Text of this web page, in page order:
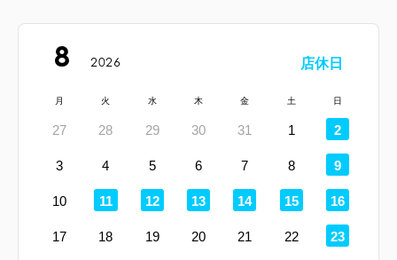
8 2026 店休日
月 火 水 木 金 土 日
27 28 29 30 31 1 2
定
休
日
3 4 5 6 7 8 9
定
休
日
10 11
定
休
日
12
定
休
日
13
定
休
日
14
定
休
日
15
定
休
日
16
定
休
日
17 18 19 20 21 22 23
定
休
日